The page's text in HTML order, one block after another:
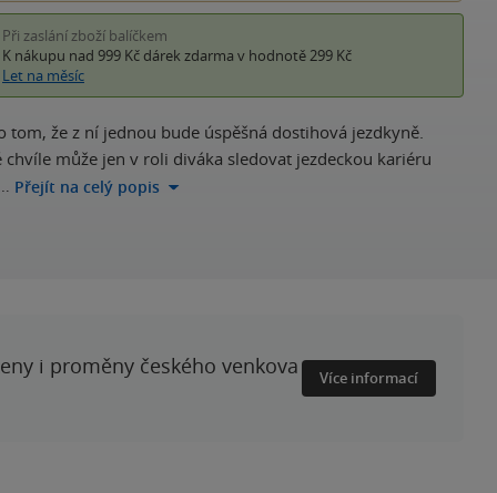
Při zaslání zboží balíčkem
K nákupu nad 999 Kč dárek zdarma v hodnotě 299 Kč
Let na měsíc
že z ní jednou bude úspěšná dostihová jezdkyně.
může jen v roli diváka sledovat jezdeckou kariéru
Přejít na celý popis
i proměny českého venkova
Více informací